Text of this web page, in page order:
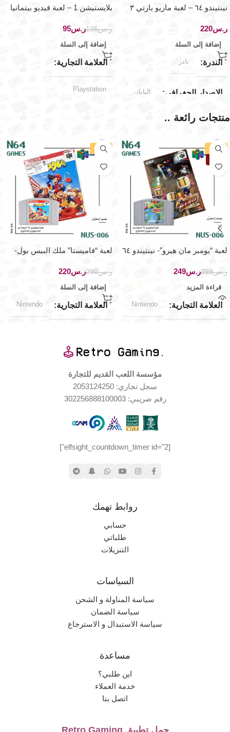
نينتيندو ٦٤ – لعبة ماريو بارتي ٣
ر.س
إضافة إلى السلة
الندرة نادر
الإصدار الجغرافي اليابان
حالة المنتج جديد (مخزّن)
حالة العلبة حالة ممتازة
العلامة التجارية Nintendo
بلايستيشن 1 – لعبة فيديو بيتمانيا
ر.س135ر.س95
إضافة إلى السلة
العلامة التجارية
Playstation
مستخدم بحالة جيدة جدا
حالة العلبة حالة ممتازة
الإصدار الجغرافي اليابان
منتجات رائعة ..
-17%
لعبة “بومبر مان هيرو”- نينتيندو ٦٤
ر.س299ر.س249
قراءة المزيد
العلامة التجارية Nintendo
-24%
لعبة “فاميستا” ملك البيس بول-
ر.س290ر.س220
إضافة إلى السلة
العلامة التجارية Nintendo
مؤسسة اللعب القديم للتجارة
سجل تجاري: 2053124250
رقم ضريبي: 302256888100003
[elfsight_countdown_timer id="2"]
روابط تهمك
حسابي
طلباتي
التنزيلات
السياسات
سياسة المناولة و الشحن
سياسة الضمان
سياسة الاستبدال و الاسترجاع
مساعدة
اين طلبي؟
خدمة العملاء
اتصل بنا